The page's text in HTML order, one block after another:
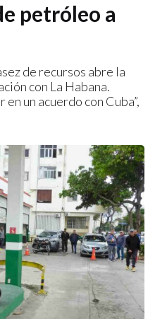
petróleo a
de recursos abre la
con La Habana.
un acuerdo con Cuba”,